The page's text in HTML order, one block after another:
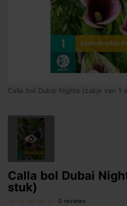
Calla bol Dubai Nights (zakje van 1
Calla bol Dubai
stuk)
0 reviews